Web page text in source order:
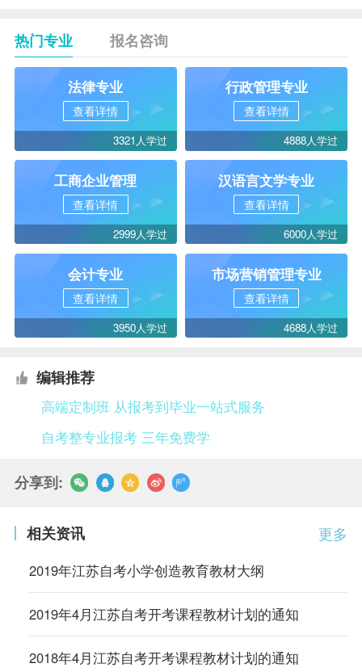
热门专业 报名咨询
法律专业
查看详情
3321人学过
行政管理专业
查看详情
4888人学过
工商企业管理
查看详情
2999人学过
汉语言文学专业
查看详情
6000人学过
会计专业
查看详情
3950人学过
市场营销管理专业
查看详情
4688人学过
编辑推荐
高端定制班 从报考到毕业一站式服务
自考整专业报考 三年免费学
分享到:
更多
相关资讯
2019年江苏自考小学创造教育教材大纲
2019年4月江苏自考开考课程教材计划的通知
2018年4月江苏自考开考课程教材计划的通知